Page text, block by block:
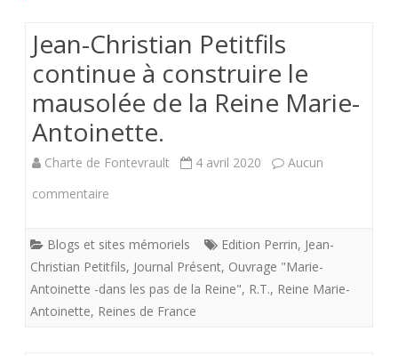
Jean-Christian Petitfils
continue à construire le
mausolée de la Reine Marie-
Antoinette.
Charte de Fontevrault 4 avril 2020
Aucun
commentaire
Petitfils
continue
Blogs et sites mémoriels Edition Perrin, Jean-
Christian Petitfils, Journal Présent, Ouvrage "Marie-
Antoinette -dans les pas de la Reine", R.T., Reine Marie-
Antoinette, Reines de France